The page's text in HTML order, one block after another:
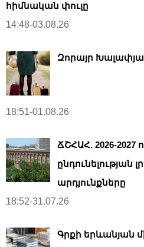
հիմնական փուլը
14:48-03.08.26
Զորայր
18:51-01.08.26
ՃՇՀԱՀ. 2026-
ընդունելության
արդյունքները
18:52-31.07.26
Գրքի երևանյան